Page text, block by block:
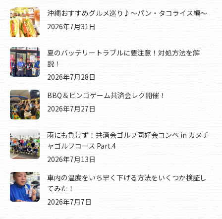
沖縄おすすめグルメ巡り♪～パン・タコライス編～
2026年7月31日
夏のバッテリートラブルに要注意！対処方法を解
説！
2026年7月28日
BBQ＆ビンゴゲーム共済会レク開催！
2026年7月27日
雨にも負けず！共済会ゴルフ同好会コンペ in カヌチ
ャゴルフコース Part.4
2026年7月13日
車内の温度をいち早く下げる方法をいくつか検証し
てみた！
2026年7月7日